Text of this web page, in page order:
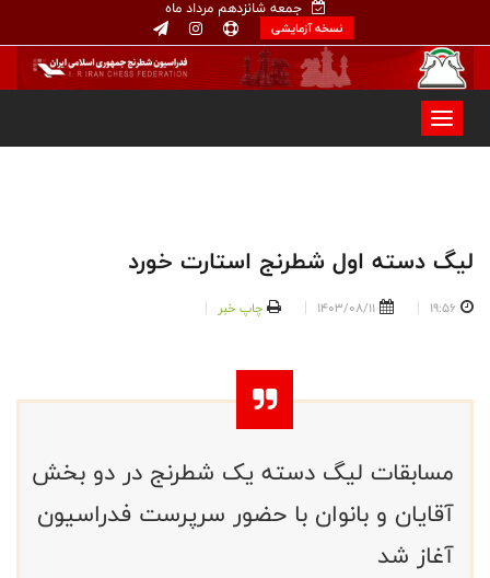
جمعه شانزدهم مرداد ماه
نسخه آزمایشی
لیگ دسته اول شطرنج استارت خورد
19:56
1403/08/11 چاپ خبر
مسابقات لیگ دسته یک شطرنج در دو بخش
آقایان و بانوان با حضور سرپرست فدراسیون
آغاز شد